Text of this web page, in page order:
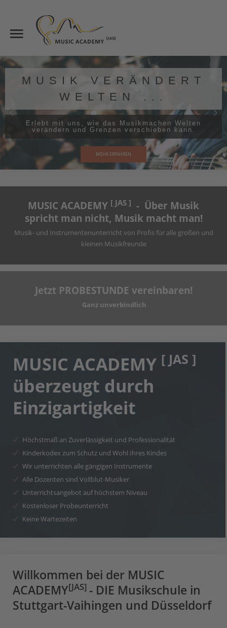
Lehrkräfte
News
Suche
Suchen
MUSIK VERÄNDERT
WELTEN ...
Erlebt mit uns, wie das Musikmachen Welten
verändern und Grenzen verschieben kann.
MEHR ERFAHREN
MUSIC ACADEMY [ JAS ] - Über Musik
spricht man nicht, Musik macht man!
Musik- und Instrumentenunterricht von Profis für alle großen und
kleinen Musikfreunde
Jetzt PROBESTUNDE vereinbaren!
Ganz unverbindlich
MUSIC ACADEMY [ JAS ]
überzeugt durch
Einzigartigkeit
Höchstmaß an Zuverlässigkeit und Professionalität
Kinderkodex zum Schutz und Wohl Ihres Kindes
Wir unterrichten alle gängigen Instrumente
Alle Dozenten sind Vollblut-Musiker
Unterrichtsangebot auf höchstem Niveau
Kostenloser Probeunterricht
Keine Wartezeiten
Willkommen bei der MUSIC
ACADEMY[JAS] - DIE Musikschule in
Stuttgart-Vaihingen und Düsseldorf